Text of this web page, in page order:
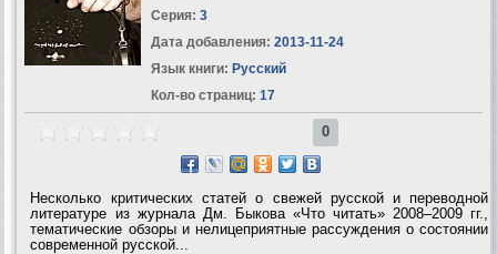
Серия: 3
Дата добавления: 2013-11-24
Язык книги: Русский
Кол-во страниц: 17
0
Несколько критических статей о свежей русской и переводной
литературе из журнала Дм. Быкова «Что читать» 2008–2009 гг.,
тематические обзоры и нелицеприятные рассуждения о состоянии
современной русской...